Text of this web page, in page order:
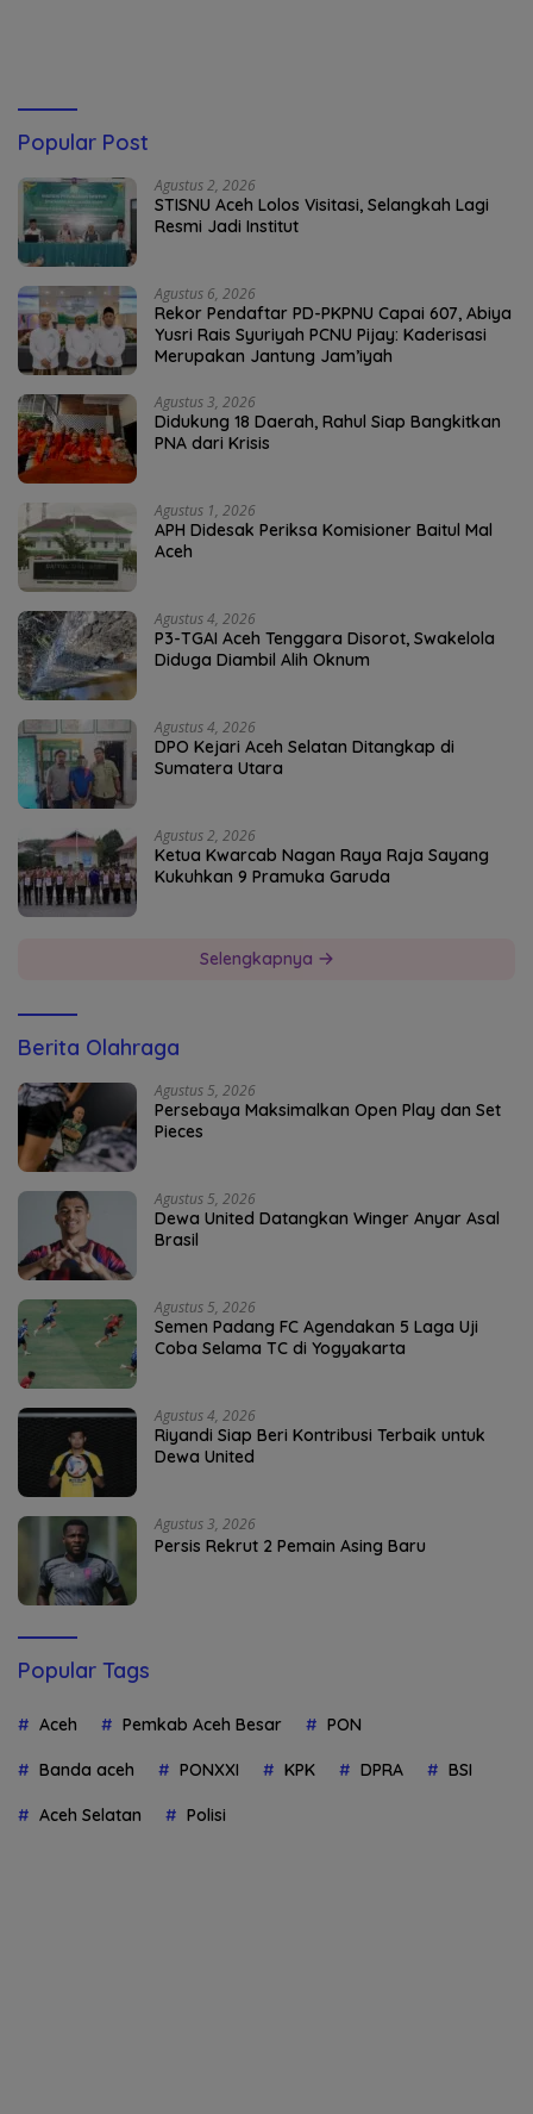
Popular Post
Agustus 2, 2026
STISNU Aceh Lolos Visitasi, Selangkah Lagi
Resmi Jadi Institut
Agustus 6, 2026
Rekor Pendaftar PD-PKPNU Capai 607, Abiya
Yusri Rais Syuriyah PCNU Pijay: Kaderisasi
Merupakan Jantung Jam’iyah
Agustus 3, 2026
Didukung 18 Daerah, Rahul Siap Bangkitkan
PNA dari Krisis
Agustus 1, 2026
APH Didesak Periksa Komisioner Baitul Mal
Aceh
Agustus 4, 2026
P3-TGAI Aceh Tenggara Disorot, Swakelola
Diduga Diambil Alih Oknum
Agustus 4, 2026
DPO Kejari Aceh Selatan Ditangkap di
Sumatera Utara
Agustus 2, 2026
Ketua Kwarcab Nagan Raya Raja Sayang
Kukuhkan 9 Pramuka Garuda
Selengkapnya
Berita Olahraga
Agustus 5, 2026
Persebaya Maksimalkan Open Play dan Set
Pieces
Agustus 5, 2026
Dewa United Datangkan Winger Anyar Asal
Brasil
Agustus 5, 2026
Semen Padang FC Agendakan 5 Laga Uji
Coba Selama TC di Yogyakarta
Agustus 4, 2026
Riyandi Siap Beri Kontribusi Terbaik untuk
Dewa United
Agustus 3, 2026
Persis Rekrut 2 Pemain Asing Baru
Popular Tags
Aceh Pemkab Aceh Besar PON
Banda aceh PONXXI KPK DPRA BSI
Aceh Selatan Polisi